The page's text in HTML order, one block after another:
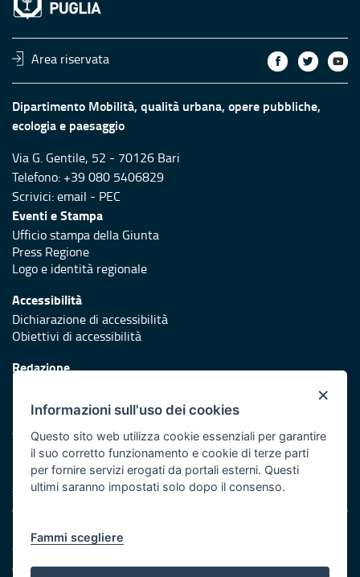
Area riservata
Dipartimento Mobilità, qualità urbana, opere pubbliche,
ecologia e paesaggio
Via G. Gentile, 52 - 70126 Bari
Telefono: +39 080 5406829
Scrivici:email - PEC
Eventi e Stampa
Ufficio stampa della Giunta
Press Regione
Logo e identità regionale
Accessibilità
Dichiarazione di accessibilità
Obiettivi di accessibilità
Redazione
Protezione civile
Vai al sito di Protezione Civile Puglia
Iniziativa finanziata con risorse del POR Puglia 2014/2020 -
Asse XI
Note legali
Cookie e privacy
Amministrazione trasparente
×
Informazioni sull'uso dei cookies
Questo sito web utilizza cookie essenziali per garantire
il suo corretto funzionamento e cookie di terze parti
per fornire servizi erogati da portali esterni. Questi
ultimi saranno impostati solo dopo il consenso.
Fammi scegliere